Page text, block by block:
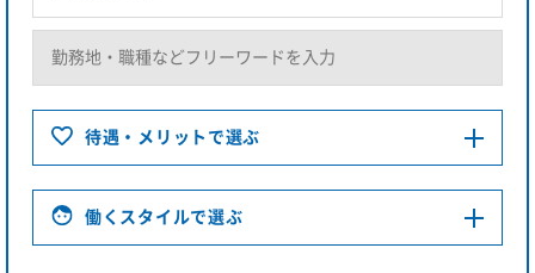
待遇・メリットで選ぶ
働くスタイルで選ぶ